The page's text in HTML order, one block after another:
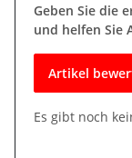
Geben Sie die
und helfen Sie
Artikel
Es gibt noch